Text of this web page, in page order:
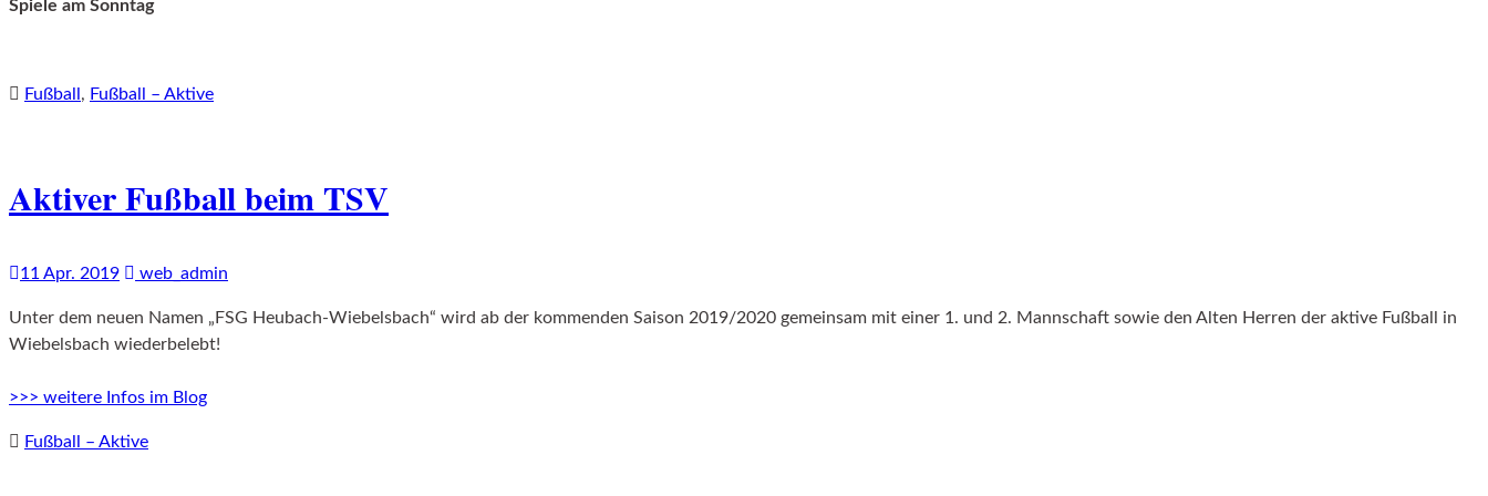
Spiele am Sonntag
Fußball , Fußball – Aktive
Aktiver Fußball beim TSV
11 Apr. 2019 web_admin
Unter dem neuen Namen „FSG Heubach-Wiebelsbach“ wird ab der kommenden Saison 2019/2020 gemeinsam mit einer 1. und 2. Mannschaft sowie den Alten Herren der aktive Fußball in
Wiebelsbach wiederbelebt!
>>> weitere Infos im Blog
Fußball – Aktive